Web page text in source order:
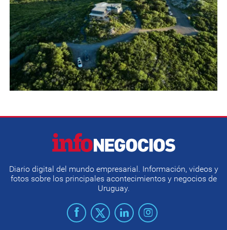
Diario digital del mundo empresarial. Información, videos y
fotos sobre los principales acontecimientos y negocios de
Uruguay.